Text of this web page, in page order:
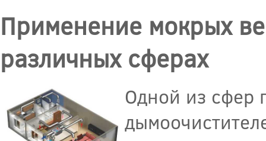
Применение мокрых
различных сферах
Одной из сфер